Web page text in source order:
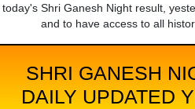
today's Shri Ganesh Night result,
and to have access to all
SHRI GANESH
DAILY UPDATED